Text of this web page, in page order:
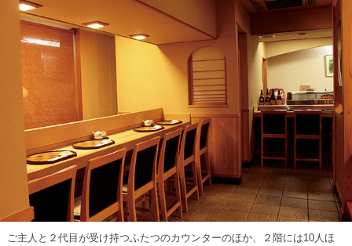
ご主人と２代目が受け持つふたつのカウンターのほか、２階には10人ほ